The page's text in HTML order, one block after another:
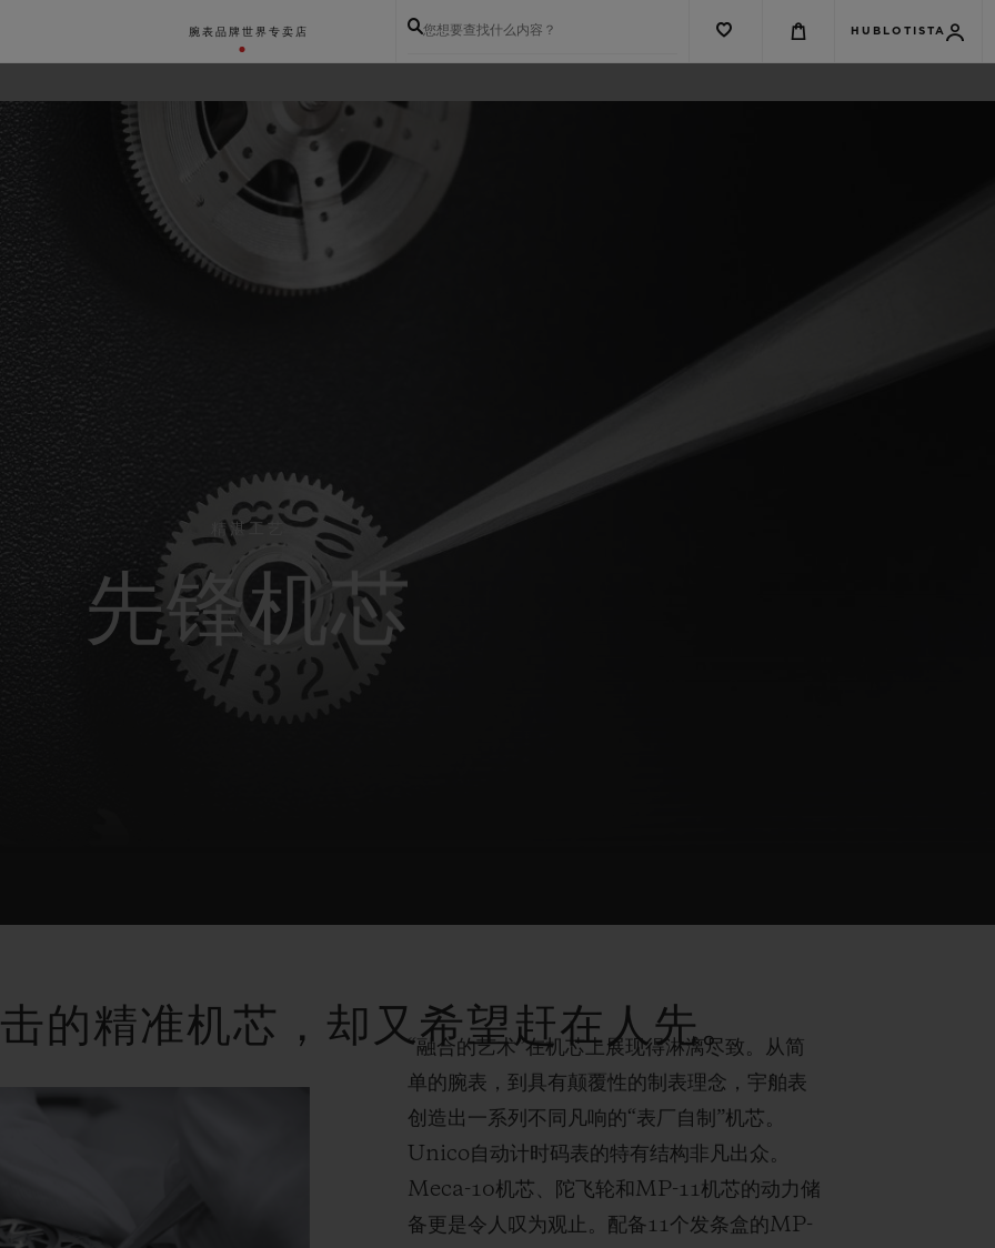
腕表 品牌世界 专卖店 您想要查找什么内容？ HUBLOTISTA
精湛工艺
先锋机芯
的精准机芯，却又希望赶在人先。
“融合的艺术”在机芯上展现得淋漓尽致。从简
单的腕表，到具有颠覆性的制表理念，宇舶表
创造出一系列不同凡响的“表厂自制”机芯。
Unico自动计时码表的特有结构非凡出众。
Meca-10机芯、陀飞轮和MP-11机芯的动力储
备更是令人叹为观止。配备11个发条盒的MP-
BIG BANG系列 BIG BANG灵魂系列
ESSENTIAL灰褐
BIG BANG系列
RELOADED全黑腕表
免费配送与退换货